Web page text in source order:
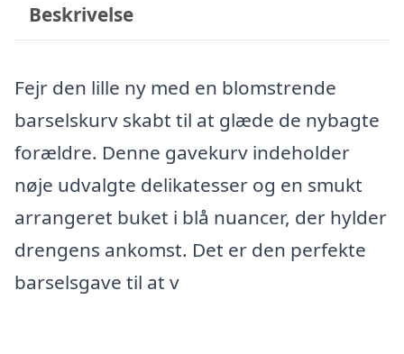
Beskrivelse
Fejr den lille ny med en blomstrende
barselskurv skabt til at glæde de nybagte
forældre. Denne gavekurv indeholder
nøje udvalgte delikatesser og en smukt
arrangeret buket i blå nuancer, der hylder
drengens ankomst. Det er den perfekte
barselsgave til at v